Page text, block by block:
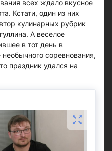
всех ждало вкусное
Кстати, один из них
кулинарных рубрик
А веселое
в тот день в
соревнования,
праздник удался на